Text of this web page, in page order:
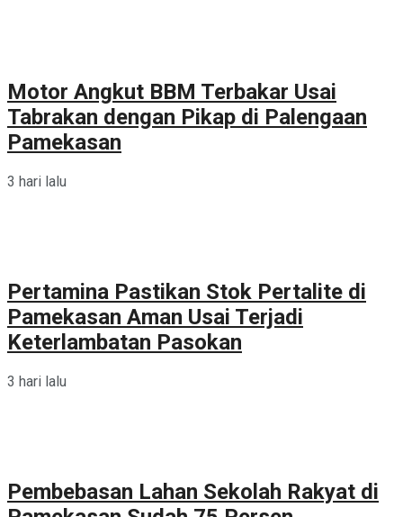
Motor Angkut BBM Terbakar Usai
Tabrakan dengan Pikap di Palengaan
Pamekasan
3 hari lalu
Pertamina Pastikan Stok Pertalite di
Pamekasan Aman Usai Terjadi
Keterlambatan Pasokan
3 hari lalu
Pembebasan Lahan Sekolah Rakyat di